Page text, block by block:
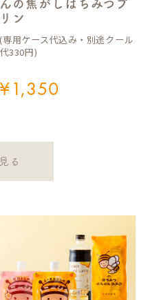
んの焦がしはちみつプ
リン
(専用ケース代込み・別途クール
代330円)
¥1,350
る